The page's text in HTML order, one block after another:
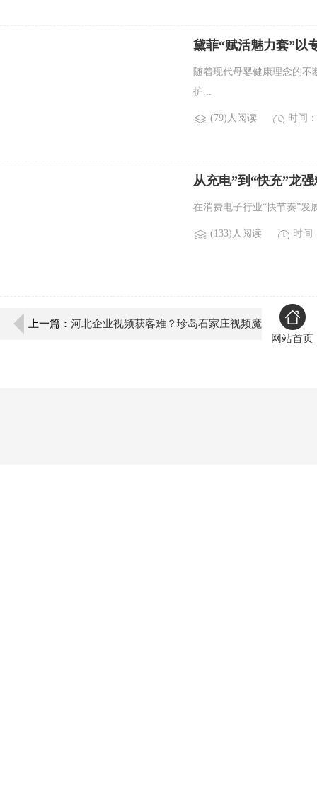
黛菲“赋活魅力套”以
随着现代母婴健康理念的
护...
(79)人阅读 时间
从充电”到“快充”龙
在消费电子行业“快节奏”
(133)人阅读 时间
上一篇： 河北企业视频获客难？珍岛石家庄视频魔
网站首页